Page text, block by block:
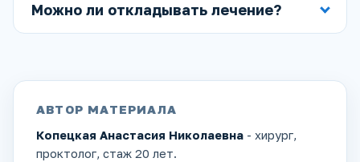
Можно ли откладывать лечение?
АВТОР МАТЕРИАЛА
Копецкая Анастасия Николаевна - хирург,
проктолог, стаж 20 лет.